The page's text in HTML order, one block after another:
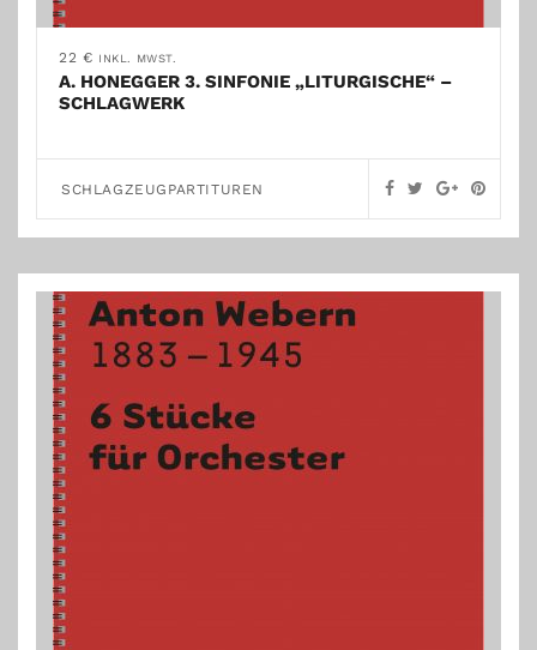
22 € INKL. MWST.
A. HONEGGER 3. SINFONIE „LITURGISCHE“ –
SCHLAGWERK
SCHLAGZEUGPARTITUREN